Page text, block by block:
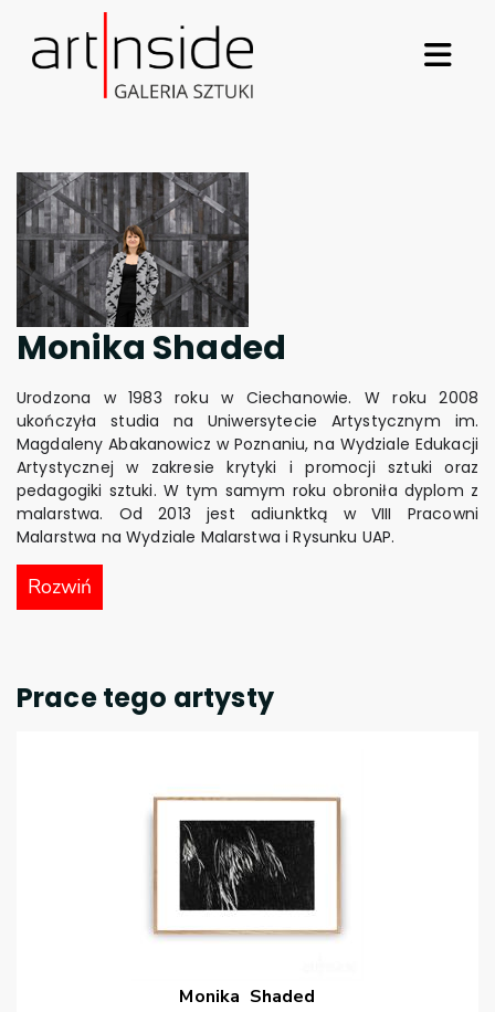
Monika Shaded
Urodzona w 1983 roku w Ciechanowie. W roku 2008
ukończyła studia na Uniwersytecie Artystycznym im.
Magdaleny Abakanowicz w Poznaniu, na Wydziale Edukacji
Artystycznej w zakresie krytyki i promocji sztuki oraz
pedagogiki sztuki. W tym samym roku obroniła dyplom z
malarstwa. Od 2013 jest adiunktką w VIII Pracowni
Malarstwa na Wydziale Malarstwa i Rysunku UAP.
Rozwiń
Prace tego artysty
Monika Shaded